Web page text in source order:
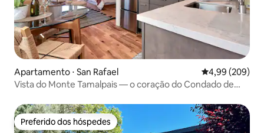
Apartamento ⋅ San Rafael 4,99 de uma
4,99 (209)
Vista do Monte Tamalpais — o coração do Condado de
Preferido dos hóspedes
Preferido dos hóspedes